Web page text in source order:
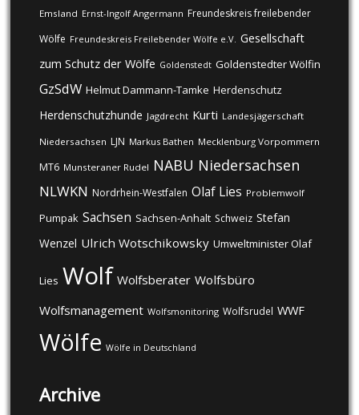
Emsland Ernst-Ingolf Angermann Freundeskreis freilebender
Wölfe Freundeskreis Freilebender Wölfe e.V. Gesellschaft
zum Schutz der Wölfe Goldenstedt Goldenstedter Wölfin
GzSdW Helmut Dammann-Tamke Herdenschutz
Herdenschutzhunde Jagdrecht Kurti Landesjägerschaft
Niedersachsen LJN Markus Bathen Mecklenburg Vorpommern
MT6 Munsteraner Rudel NABU Niedersachsen
NLWKN Nordrhein-Westfalen Olaf Lies Problemwolf
Pumpak Sachsen Sachsen-Anhalt Schweiz Stefan
Wenzel Ulrich Wotschikowsky Umweltminister Olaf
Lies Wolf Wolfsberater Wolfsbüro
Wolfsmanagement Wolfsmonitoring Wolfsrudel WWF
Wölfe Wölfe in Deutschland
Archive